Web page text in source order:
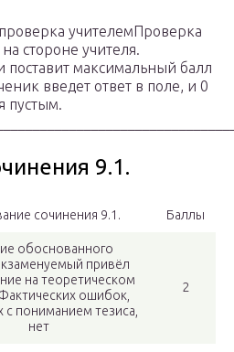
учителемПроверка
на стороне учителя.
поставит максимальный балл
введет ответ в поле, и 0
пустым.
9.1.
сочинения 9.1. Баллы
обоснованного
привёл
на теоретическом
ошибок,
с пониманием тезиса,
нет
2